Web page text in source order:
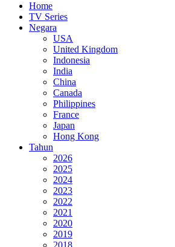
Home
TV Series
Negara
USA
United Kingdom
Indonesia
India
China
Canada
Philippines
France
Japan
Hong Kong
Tahun
2026
2025
2024
2023
2022
2021
2020
2019
2018